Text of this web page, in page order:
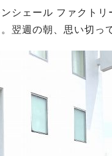
シェール ファクト
翌週の朝、思い切っ